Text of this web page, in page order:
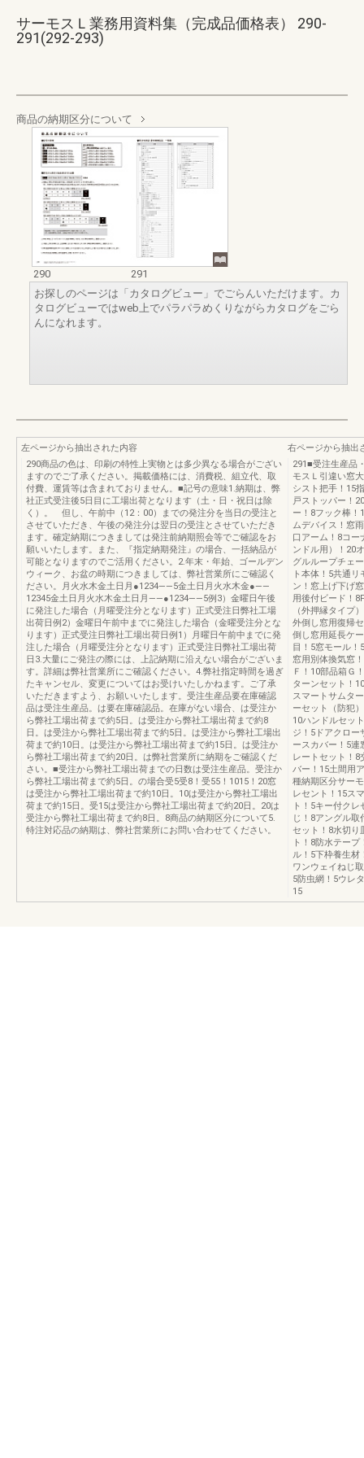
サーモスＬ業務用資料集（完成品価格表） 290-
291(292-293)
商品の納期区分について
290
291
お探しのページは「カタログビュー」でごらんいただけます。カ
タログビューではweb上でパラパラめくりながらカタログをごら
んになれます。
左ページから抽出された内容
290商品の色は、印刷の特性上実物とは多少異なる場合がござい
ますのでご了承ください。掲載価格には、消費税、組立代、取
付費、運賃等は含まれておりません。■記号の意味1.納期は、弊
社正式受注後5日目に工場出荷となります（土・日・祝日は除
く）。 但し、午前中（12：00）までの発注分を当日の受注と
させていただき、午後の発注分は翌日の受注とさせていただき
ます。確定納期につきましては発注前納期照会等でご確認をお
願いいたします。また、『指定納期発注』の場合、一括納品が
可能となりますのでご活用ください。2.年末・年始、ゴールデン
ウィーク、お盆の時期につきましては、弊社営業所にご確認く
ださい。月火水木金土日月●1234——5金土日月火水木金●——
12345金土日月火水木金土日月——●1234——5例3）金曜日午後
に発注した場合（月曜受注分となります）正式受注日弊社工場
出荷日例2）金曜日午前中までに発注した場合（金曜受注分とな
ります）正式受注日弊社工場出荷日例1）月曜日午前中までに発
注した場合（月曜受注分となります）正式受注日弊社工場出荷
日3.大量にご発注の際には、上記納期に沿えない場合がございま
す。詳細は弊社営業所にご確認ください。4.弊社指定時間を過ぎ
たキャンセル、変更についてはお受けいたしかねます。ご了承
いただきますよう、お願いいたします。受注生産品要在庫確認
品は受注生産品。は要在庫確認品。在庫がない場合、は受注か
ら弊社工場出荷まで約5日。は受注から弊社工場出荷まで約8
日。は受注から弊社工場出荷まで約5日。は受注から弊社工場出
荷まで約10日。は受注から弊社工場出荷まで約15日。は受注か
ら弊社工場出荷まで約20日。は弊社営業所に納期をご確認くだ
さい。■受注から弊社工場出荷までの日数は受注生産品。受注か
ら弊社工場出荷まで約5日。の場合受5受8！受55！1015！20窓
は受注から弊社工場出荷まで約10日。10は受注から弊社工場出
荷まで約15日。受15は受注から弊社工場出荷まで約20日。20は
受注から弊社工場出荷まで約8日。8商品の納期区分について5.
特注対応品の納期は、弊社営業所にお問い合わせてください。
右ページから抽出
291■受注生産品
モスＬ引違い窓
シスト把手！15
戸ストッパー！
ー！8フック棒！
ムデバイス！窓
口アーム！8コー
ンドル用）！20
グルループチェ
ト本体！5共通
ン！窓上げ下げ
用後付ビード！
（外押縁タイプ
外倒し窓用復帰
倒し窓用延長ケ
目！5窓モール！
窓用別体換気窓
Ｆ！10部品箱Ｇ
ターンセット！
スマートサムタ
ーセット（防犯
10ハンドルセッ
ジ！5ドアクロー
ースカバー！5連
レートセット！8
バー！15土間用
種納期区分サー
レセント！15ス
ト！5キー付ク
じ！8アングル
セット！8水切り
ト！8防水テー
ル！5下枠養生材
ワンウェイねじ
5防虫網！5ウレ
15